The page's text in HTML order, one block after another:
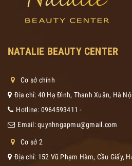
NATALIE BEAUTY CENTER
Cơ sở chính
Địa chỉ: 40 Hạ Đình, Thanh Xuân, Hà
Hotline: 0964593411 -
Email:quynhngapmu@gmail.com
Cơ sở 2
Địa chỉ: 152 Vũ Phạm Hàm, Cầu Giấy,